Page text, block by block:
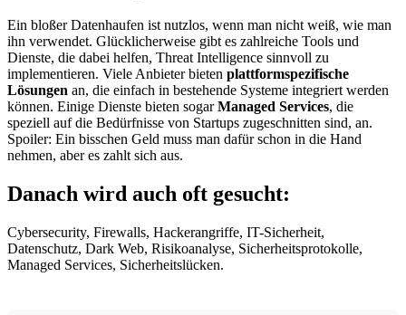
Ein bloßer Datenhaufen ist nutzlos, wenn man nicht weiß, wie man
ihn verwendet. Glücklicherweise gibt es zahlreiche Tools und
Dienste, die dabei helfen, Threat Intelligence sinnvoll zu
implementieren. Viele Anbieter bieten plattformspezifische
Lösungen an, die einfach in bestehende Systeme integriert werden
können. Einige Dienste bieten sogarManaged Services, die
speziell auf die Bedürfnisse von Startups zugeschnitten sind, an.
Spoiler: Ein bisschen Geld muss man dafür schon in die Hand
nehmen, aber es zahlt sich aus.
Danach wird auch oft gesucht:
Cybersecurity, Firewalls, Hackerangriffe, IT-Sicherheit,
Datenschutz, Dark Web, Risikoanalyse, Sicherheitsprotokolle,
Managed Services, Sicherheitslücken.